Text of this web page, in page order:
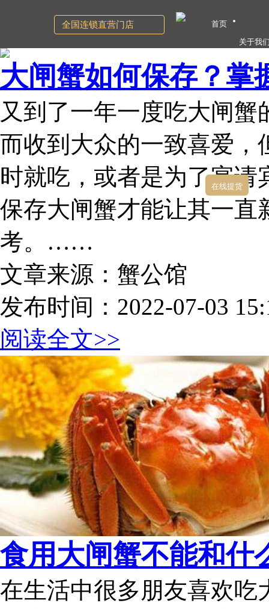
大闸蟹如何保存？掌
又到了一年一度吃大闸
而收到大众的一致喜爱，
时就吃，或者是为了宴
保存大闸蟹才能让其一直
考。……
文章来源：蟹公馆
发布时间：2022-07-03
阅读全文>>
食用大闸蟹不能和什
在生活中很多朋友喜欢吃
全国连锁直营门店
首页
关于我
在线提货